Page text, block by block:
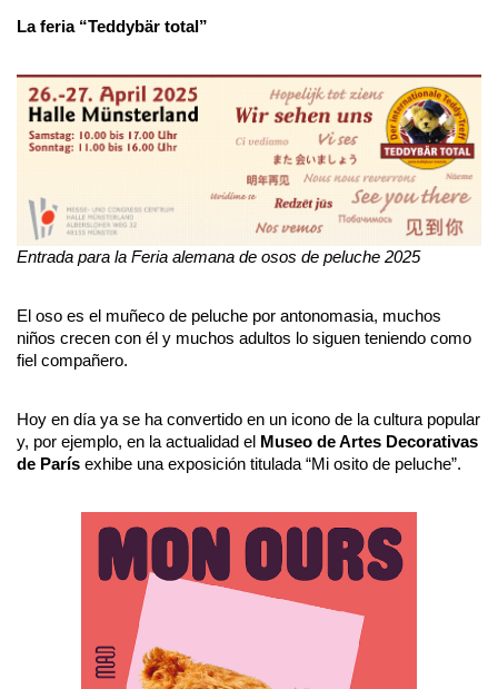
La feria “Teddybär total”
Entrada para la Feria alemana de osos de peluche 2025
El oso es el muñeco de peluche por antonomasia, muchos
niños crecen con él y muchos adultos lo siguen teniendo como
fiel compañero.
Hoy en día ya se ha convertido en un icono de la cultura popular
y, por ejemplo, en la actualidad el Museo de Artes Decorativas
de París exhibe una exposición titulada “Mi osito de peluche”.